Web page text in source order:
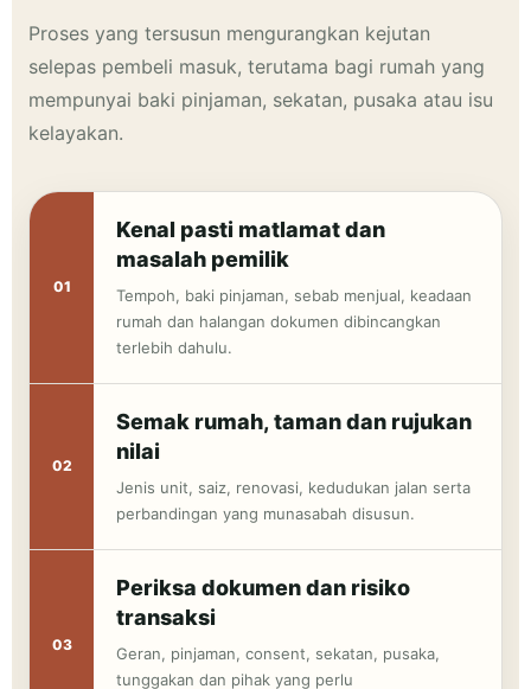
Proses yang tersusun mengurangkan kejutan
selepas pembeli masuk, terutama bagi rumah yang
mempunyai baki pinjaman, sekatan, pusaka atau isu
kelayakan.
Kenal pasti matlamat dan
masalah pemilik
Tempoh, baki pinjaman, sebab menjual, keadaan
rumah dan halangan dokumen dibincangkan
terlebih dahulu.
Semak rumah, taman dan rujukan
nilai
Jenis unit, saiz, renovasi, kedudukan jalan serta
perbandingan yang munasabah disusun.
Periksa dokumen dan risiko
transaksi
Geran, pinjaman, consent, sekatan, pusaka,
tunggakan dan pihak yang perlu